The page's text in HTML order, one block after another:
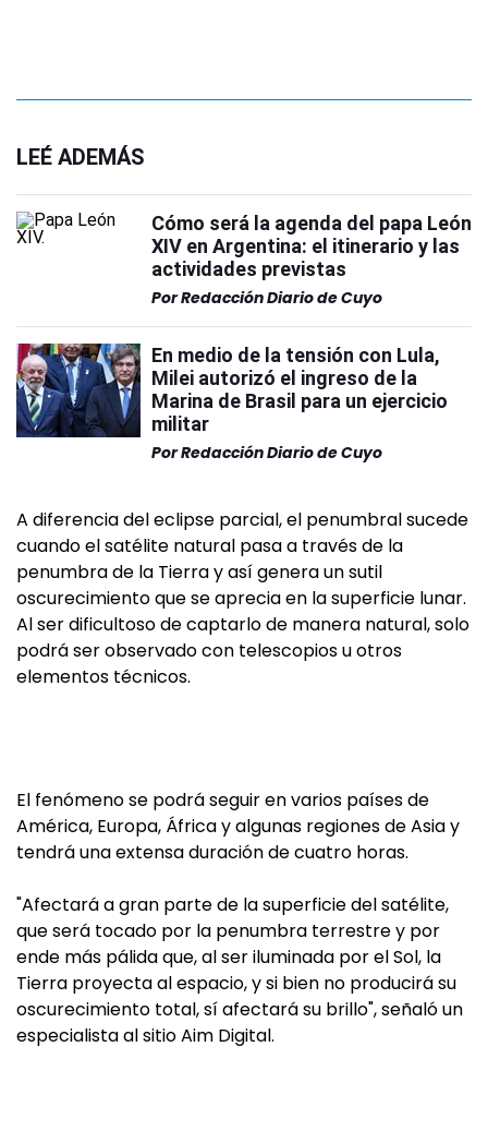
LEÉ ADEMÁS
Cómo será la agenda del papa León
XIV en Argentina: el itinerario y las
actividades previstas
PorRedacción Diario de Cuyo
En medio de la tensión con Lula,
Milei autorizó el ingreso de la
Marina de Brasil para un ejercicio
militar
PorRedacción Diario de Cuyo
A diferencia del eclipse parcial, el penumbral sucede
cuando el satélite natural pasa a través de la
penumbra de la Tierra y así genera un sutil
oscurecimiento que se aprecia en la superficie lunar.
Al ser dificultoso de captarlo de manera natural, solo
podrá ser observado con telescopios u otros
elementos técnicos.
El fenómeno se podrá seguir en varios países de
América, Europa, África y algunas regiones de Asia y
tendrá una extensa duración de cuatro horas.
"Afectará a gran parte de la superficie del satélite,
que será tocado por la penumbra terrestre y por
ende más pálida que, al ser iluminada por el Sol, la
Tierra proyecta al espacio, y si bien no producirá su
oscurecimiento total, sí afectará su brillo", señaló un
especialista al sitio Aim Digital.